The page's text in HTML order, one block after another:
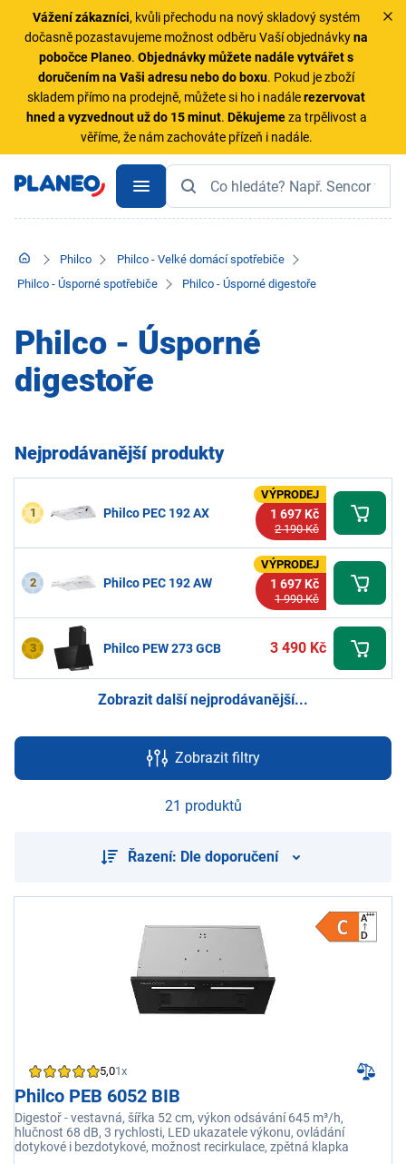
Vážení zákazníci, kvůli přechodu na nový skladový systém
dočasně pozastavujeme možnost odběru Vaší objednávkyna
pobočce Planeo.Objednávky můžete nadále vytvářet s
doručením na Vaši adresu nebo do boxu. Pokud je zboží
skladem přímo na prodejně, můžete si ho i nadálerezervovat
hned a vyzvednout už do 15 minut. Děkujemeza trpělivost a
věříme, že nám zachováte přízeň i nadále.
Philco
Philco - Velké domácí spotřebiče
Philco - Úsporné spotřebiče
Philco - Úsporné digestoře
Philco - Úsporné
digestoře
Nejprodávanější produkty
1 Philco PEC 192 AX
VÝPRODEJ
1 697 Kč
2 190 Kč
2 Philco PEC 192 AW
VÝPRODEJ
1 697 Kč
1 990 Kč
3 Philco PEW 273 GCB 3 490 Kč
Zobrazit další nejprodávanější...
Zobrazit filtry
21 produktů
Řazení: Dle doporučení
5,01x
Philco PEB 6052 BIB
Digestoř - vestavná, šířka 52 cm, výkon odsávání 645 m³/h,
hlučnost 68 dB, 3 rychlosti, LED ukazatele výkonu, ovládání
dotykové i bezdotykové, možnost recirkulace, zpětná klapka